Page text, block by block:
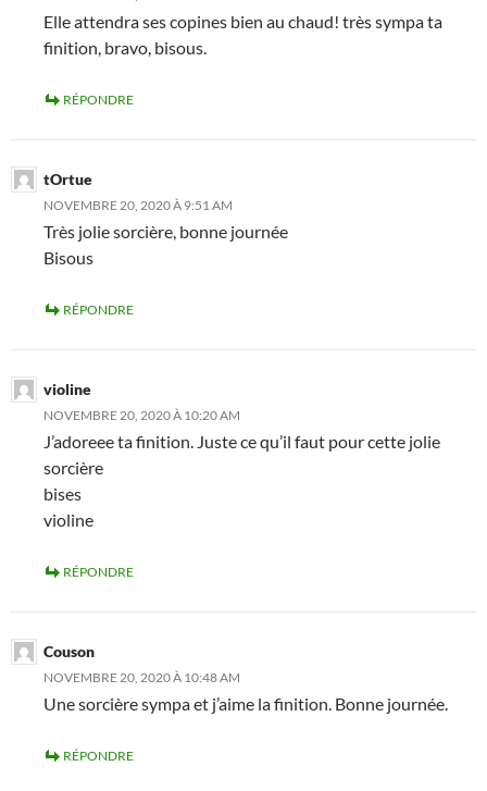
Elle attendra ses copines bien au chaud! très sympa ta
finition, bravo, bisous.
RÉPONDRE
tOrtue
NOVEMBRE 20, 2020 À 9:51 AM
Très jolie sorcière, bonne journée
Bisous
RÉPONDRE
violine
NOVEMBRE 20, 2020 À 10:20 AM
J’adoreee ta finition. Juste ce qu’il faut pour cette jolie
sorcière
bises
violine
RÉPONDRE
Couson
NOVEMBRE 20, 2020 À 10:48 AM
Une sorcière sympa et j’aime la finition. Bonne journée.
RÉPONDRE